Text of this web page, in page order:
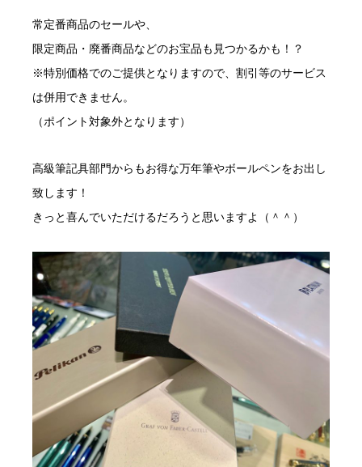
常定番商品のセールや、
限定商品・廃番商品などのお宝品も見つかるかも！？
※特別価格でのご提供となりますので、割引等のサービス
は併用できません。
（ポイント対象外となります）
高級筆記具部門からもお得な万年筆やボールペンをお出し
致します！
きっと喜んでいただけるだろうと思いますよ（＾＾）